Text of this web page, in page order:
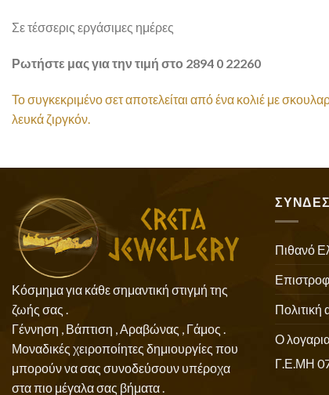
Σε τέσσερις εργάσιμες ημέρες
Ρωτήστε μας για την τιμή στο 2894 0 22260
Το συγκεκριμένο σετ αποτελείται από ένα κολιέ με
λευκά ζιργκόν.
Κόσμημα για κάθε σημαντική στιγμή της
ζωής σας .
Γέννηση , Βάπτιση , Αραβώνας , Γάμος .
Μοναδικές χειροποίητες δημιουργίες που
μπορούν να σας συνοδεύσουν υπέροχα
στα πιο μέγαλα σας βήματα .
Πιθανό
Ο
Γ.Ε.ΜΗ